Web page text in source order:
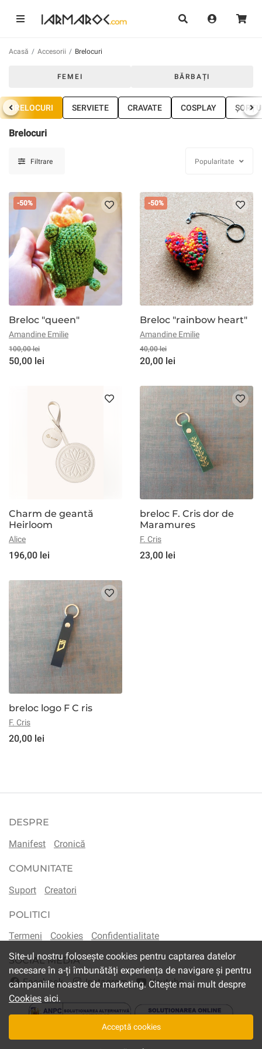
Acasă Accesorii Brelocuri
FEMEI BĂRBAȚI
BRELOCURI SERVIETE CRAVATE COSPLAY
Brelocuri
Filtrare Popularitate
-50%
Breloc "queen"
Amandine Emilie
100,00 lei
50,00 lei
-50%
Breloc "rainbow heart"
Amandine Emilie
40,00 lei
20,00 lei
Charm de geantă
Heirloom
Alice
196,00 lei
breloc F. Cris dor de
Maramures
F. Cris
23,00 lei
breloc logo F C ris
F. Cris
20,00 lei
DESPRE
Manifest
Cronică
COMUNITATE
Suport
Creatori
POLITICI
Termeni
Cookies Confidentialitate
SOCIAL MEDIA
Facebook
Instagram Youtube
Site-ul nostru folosește cookies pentru captarea datelor
necesare în a-ți îmbunătăți experiența de navigare și pentru
campaniile noastre de marketing. Citește mai mult despre
Cookies aici.
Acceptă cookies